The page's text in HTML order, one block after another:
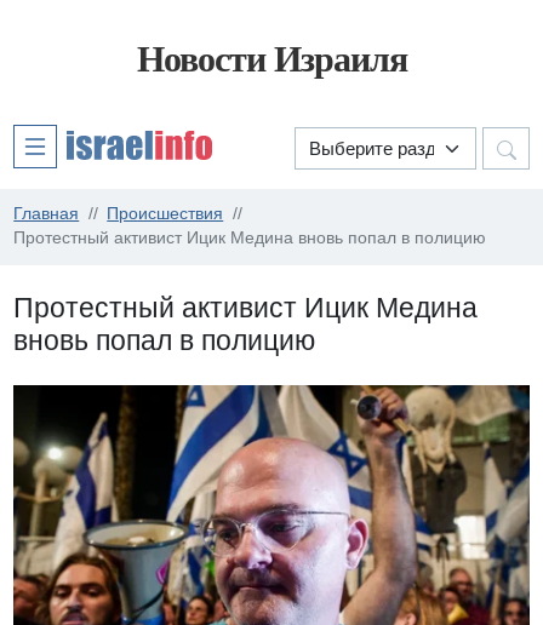
Новости Израиля
Главная
Происшествия
Протестный активист Ицик Медина вновь попал в полицию
Протестный активист Ицик Медина
вновь попал в полицию